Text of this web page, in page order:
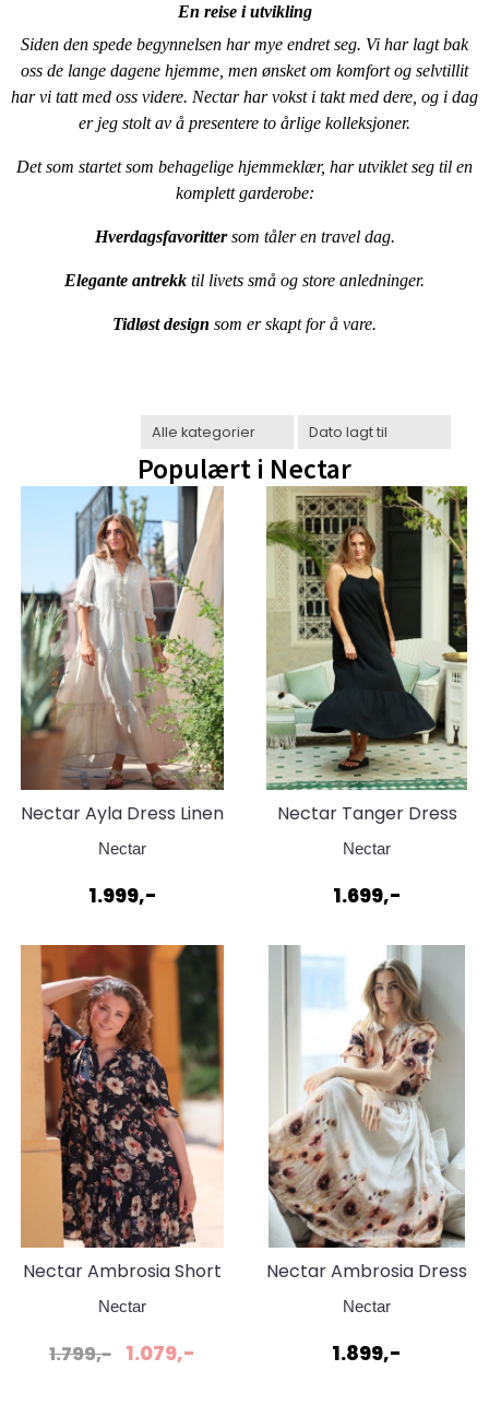
En reise i utvikling
Siden den spede begynnelsen har mye endret seg. Vi har lagt bak
oss de lange dagene hjemme, men ønsket om komfort og selvtillit
har vi tatt med oss videre. Nectar har vokst i takt med dere, og i dag
er jeg stolt av å presentere to årlige kolleksjoner.
Det som startet som behagelige hjemmeklær, har utviklet seg til en
komplett garderobe:
Hverdagsfavorittersom tåler en travel dag.
Elegante antrekk til livets små og store anledninger.
Tidløst design som er skapt for å vare.
Populært i Nectar
Nectar Ayla Dress Linen
Dusk
Nectar
1.999,-
Nectar Tanger Dress
Black
Nectar
1.699,-
Nectar Ambrosia Short
Dark Botanica
Nectar
1.799,- 1.079,-
Nectar Ambrosia Dress
bleeding petals
Nectar
1.899,-